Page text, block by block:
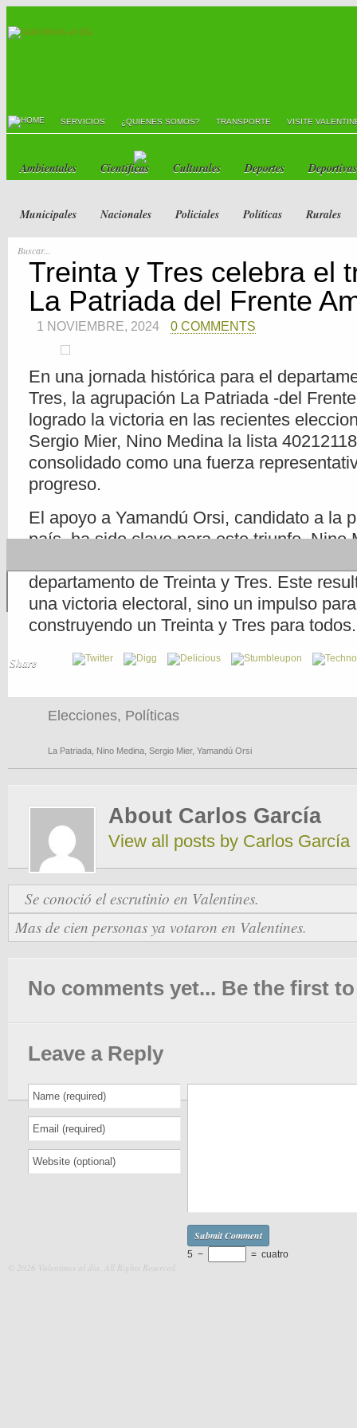
SERVICIOS ¿QUIENES SOMOS? TRANSPORTE VISITE
Ambientales Científicas Culturales Deportes Deportivas
Municipales Nacionales Policiales Políticas Rurales
Treinta y Tres celebra el
La Patriada del Frente
1 NOVIEMBRE, 2024 0 COMMENTS
En una jornada histórica para el
Tres, la agrupación La Patriada -del
logrado la victoria en las recientes
Sergio Mier, Nino Medina la lista
consolidado como una fuerza
progreso.
El apoyo a Yamandú Orsi, candidato a la
país, ha sido clave para este triunfo. Nino
departamento de Treinta y Tres. Este
una victoria electoral, sino un impulso
construyendo un Treinta y Tres para todos.
Share
Elecciones, Políticas
La Patriada Nino Medina Sergio Mier, Yamandú Orsi
About Carlos García
View all posts by Carlos García
Se conoció el escrutinio en Valentines.
Mas de cien personas ya votaron en Valentines.
No comments yet... Be the first
Leave a Reply
5 − = cuatro
© 2026 Valentines al día. All Rights Reserved.